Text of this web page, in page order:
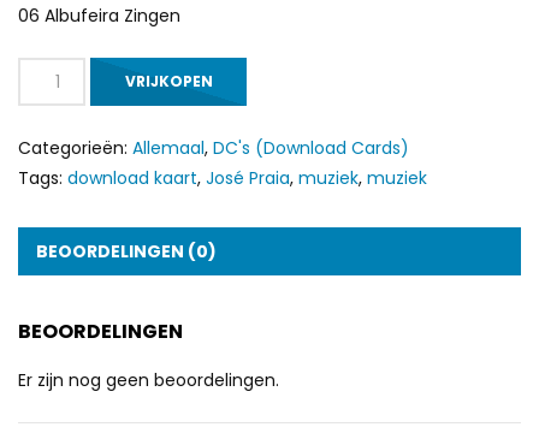
06 Albufeira Zingen
Praia
Aqua
Viva
-
Paderne,
Dorp
tradities
hoeveelheid
VRIJKOPEN
Categorieën: Allemaal, DC's (Download Cards)
Tags: download kaart, José Praia, muziek, muziek
BEOORDELINGEN (0)
BEOORDELINGEN
Er zijn nog geen beoordelingen.